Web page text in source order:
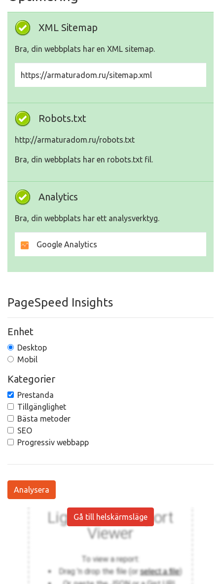
XML Sitemap
Bra, din webbplats har en XML sitemap.
https://armaturadom.ru/sitemap.xml
Robots.txt
http://armaturadom.ru/robots.txt
Bra, din webbplats har en robots.txt fil.
Analytics
Bra, din webbplats har ett analysverktyg.
Google Analytics
PageSpeed Insights
Enhet
Desktop
Mobil
Kategorier
Prestanda
Tillgänglighet
Bästa metoder
SEO
Progressiv webbapp
Analysera
Gå till helskärmsläge